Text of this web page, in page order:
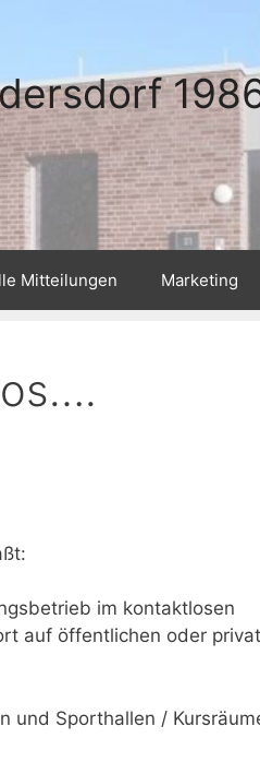
Mitteilungen Marketing
im kontaktlosen
auf öffentlichen oder
und Sporthallen /